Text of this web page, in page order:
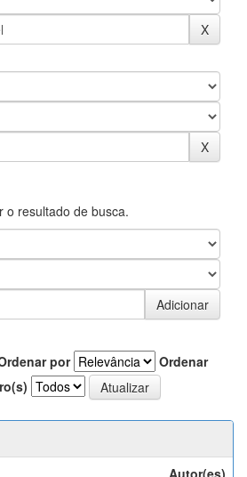
o resultado de busca.
por
Ordenar
Autor(es)